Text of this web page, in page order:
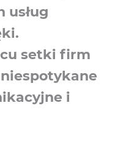
usług
setki firm
i